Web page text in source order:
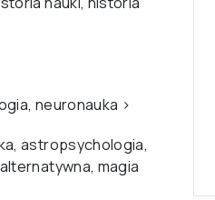
neuronauka ›
astropsychologia,
magia